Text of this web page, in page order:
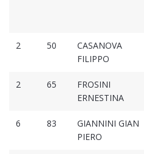
2 50
CASANOVA
FILIPPO
2 65
FROSINI
ERNESTINA
6 83
GIANNINI GIAN
PIERO